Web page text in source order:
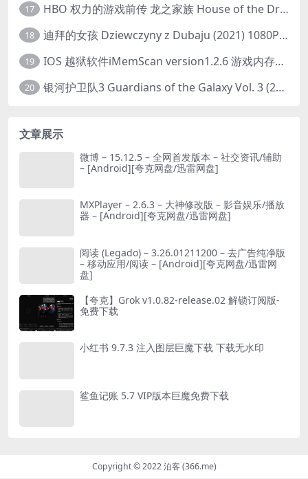
17 HBO 权力的游戏前传 龙之家族 House of the Dragon (2022) 中字 1080P 更新4集
18 迪拜的女孩 Dziewczyny z Dubaju (2021) 1080P 中字
19 IOS 越狱软件iMemScan version1.2.6 游戏内存修改器
20 银河护卫队3 Guardians of the Galaxy Vol. 3 (2023)4K高清资源1080p只分享精品
文章展示
微博 – 15.12.5 – 全网首发版本 – 社交资讯/辅助
– [Android][夸克网盘/迅雷网盘]
MXPlayer – 2.6.3 – 大神修改版 – 影音娱乐/播放
器 – [Android][夸克网盘/迅雷网盘]
阅读 (Legado) – 3.26.01211200 – 去广告纯净版
– 移动应用/阅读 – [Android][夸克网盘/迅雷网
盘]
【夸克】Grok v1.0.82-release.02 解锁订阅版-
免费下载
小红书 9.7.3 注入图层巨魔下载 下载无水印
鲨鱼记账 5.7 VIP版本巨魔免费下载
Copyright © 2022 泊客 (366.me)